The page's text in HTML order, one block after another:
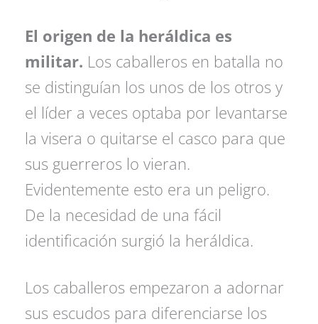
El origen de la heráldica es
militar. Los caballeros en batalla no
se distinguían los unos de los otros y
el líder a veces optaba por levantarse
la visera o quitarse el casco para que
sus guerreros lo vieran.
Evidentemente esto era un peligro.
De la necesidad de una fácil
identificación surgió la heráldica.
Los caballeros empezaron a adornar
sus escudos para diferenciarse los